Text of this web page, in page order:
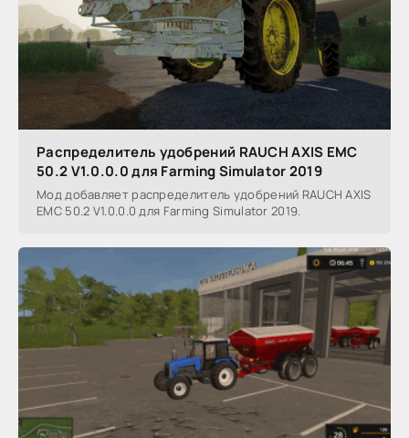
Распределитель удобрений RAUCH AXIS EMC
50.2 V1.0.0.0 для Farming Simulator 2019
Мод добавляет распределитель удобрений RAUCH AXIS
EMC 50.2 V1.0.0.0 для Farming Simulator 2019.